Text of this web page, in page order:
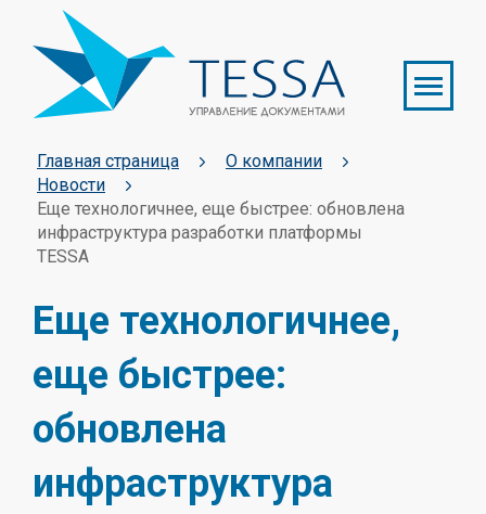
Главная страница
О компании
Новости
Еще технологичнее, еще быстрее: обновлена
инфраструктура разработки платформы
TESSA
Еще технологичнее,
еще быстрее:
обновлена
инфраструктура